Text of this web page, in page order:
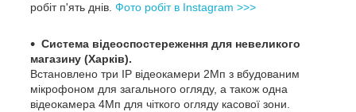
робіт п'ять днів. Фото робіт в Instagram >>>
Система відеоспостереження для невеликого
магазину (Харків).
Встановлено три IP відеокамери 2Мп з вбудованим
мікрофоном для загального огляду, а також одна
відеокамера 4Мп для чіткого огляду касової зони.